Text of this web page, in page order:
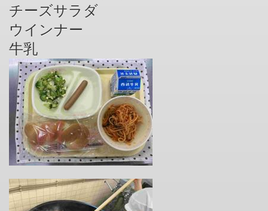
チーズサラダ
ウインナー
牛乳